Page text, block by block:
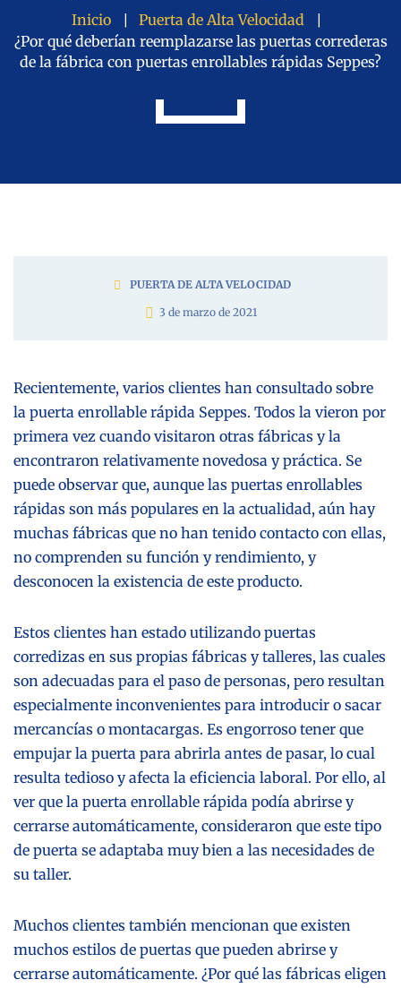
Inicio
Puerta de Alta Velocidad
¿Por qué deberían reemplazarse las puertas correderas
de la fábrica con puertas enrollables rápidas Seppes?
PUERTA DE ALTA VELOCIDAD
3 de marzo de 2021
Recientemente, varios clientes han consultado sobre
la puerta enrollable rápida Seppes. Todos la vieron por
primera vez cuando visitaron otras fábricas y la
encontraron relativamente novedosa y práctica. Se
puede observar que, aunque las puertas enrollables
rápidas son más populares en la actualidad, aún hay
muchas fábricas que no han tenido contacto con ellas,
no comprenden su función y rendimiento, y
desconocen la existencia de este producto.
Estos clientes han estado utilizando puertas
corredizas en sus propias fábricas y talleres, las cuales
son adecuadas para el paso de personas, pero resultan
especialmente inconvenientes para introducir o sacar
mercancías o montacargas. Es engorroso tener que
empujar la puerta para abrirla antes de pasar, lo cual
resulta tedioso y afecta la eficiencia laboral. Por ello, al
ver que la puerta enrollable rápida podía abrirse y
cerrarse automáticamente, consideraron que este tipo
de puerta se adaptaba muy bien a las necesidades de
su taller.
Muchos clientes también mencionan que existen
muchos estilos de puertas que pueden abrirse y
cerrarse automáticamente. ¿Por qué las fábricas eligen